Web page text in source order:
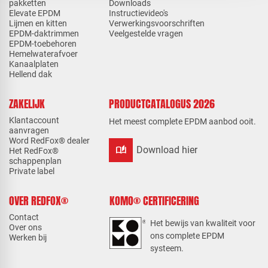
pakketten
Elevate EPDM
Lijmen en kitten
EPDM-daktrimmen
EPDM-toebehoren
Hemelwaterafvoer
Kanaalplaten
Hellend dak
Downloads
Instructievideo's
Verwerkingsvoorschriften
Veelgestelde vragen
ZAKELIJK
Klantaccount
aanvragen
Word RedFox® dealer
Het RedFox®
schappenplan
Private label
PRODUCTCATALOGUS 2026
Het meest complete EPDM aanbod ooit.
auto_stories Download hier
OVER REDFOX®
Contact
Over ons
Werken bij
KOMO® CERTIFICERING
Het bewijs van kwaliteit voor
ons complete EPDM
systeem.